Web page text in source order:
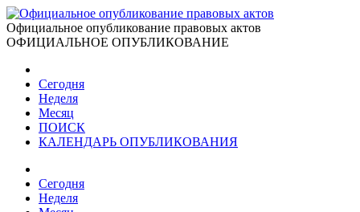
Официальное опубликование правовых актов
ОФИЦИАЛЬНОЕ ОПУБЛИКОВАНИЕ
Сегодня
Неделя
Месяц
ПОИСК
КАЛЕНДАРЬ ОПУБЛИКОВАНИЯ
Сегодня
Неделя